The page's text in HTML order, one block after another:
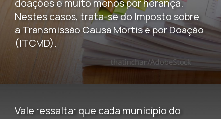
doações e muito menos por herança.
Nestes casos, trata-se do Imposto sobre
a Transmissão Causa Mortis e por Doação
(ITCMD).
Vale ressaltar que cada município do